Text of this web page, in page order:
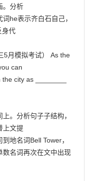
。分析
he表示齐白石自己，
身代
5月模拟考试） As the
can
city as ________
。分析句子子结构，
上文提
地名词Bell Tower，
数名词再次在文中出现